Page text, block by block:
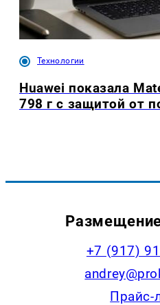
Технологии
Huawei показала
798 г с защитой от
+7 (917)
Прайс-